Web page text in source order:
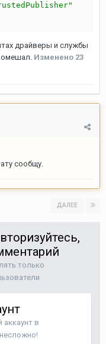
драйверы и службы
Изменено 23
сообщу.
ДАЛЕЕ
только
аккаунт в